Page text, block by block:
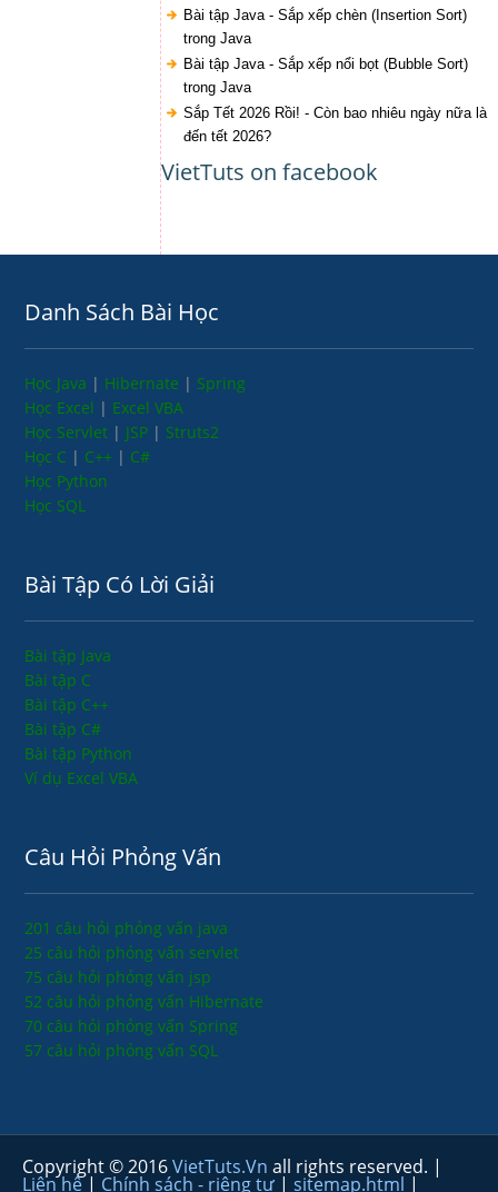
Bài tập Java - Sắp xếp chèn (Insertion Sort)
trong Java
Bài tập Java - Sắp xếp nổi bọt (Bubble Sort)
trong Java
Sắp Tết 2026 Rồi! - Còn bao nhiêu ngày nữa là
đến tết 2026?
VietTuts on facebook
Danh Sách Bài Học
Học Java | Hibernate | Spring
Học Excel | Excel VBA
Học Servlet | JSP | Struts2
Học C | C++ | C#
Học Python
Học SQL
Bài Tập Có Lời Giải
Bài tập Java
Bài tập C
Bài tập C++
Bài tập C#
Bài tập Python
Ví dụ Excel VBA
Câu Hỏi Phỏng Vấn
201 câu hỏi phỏng vấn java
25 câu hỏi phỏng vấn servlet
75 câu hỏi phỏng vấn jsp
52 câu hỏi phỏng vấn Hibernate
70 câu hỏi phỏng vấn Spring
57 câu hỏi phỏng vấn SQL
Copyright © 2016VietTuts.Vn all rights reserved. |
Liên hệ| Chính sách - riêng tư | sitemap.html |